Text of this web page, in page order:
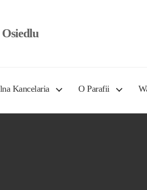
Kancelaria O Parafii